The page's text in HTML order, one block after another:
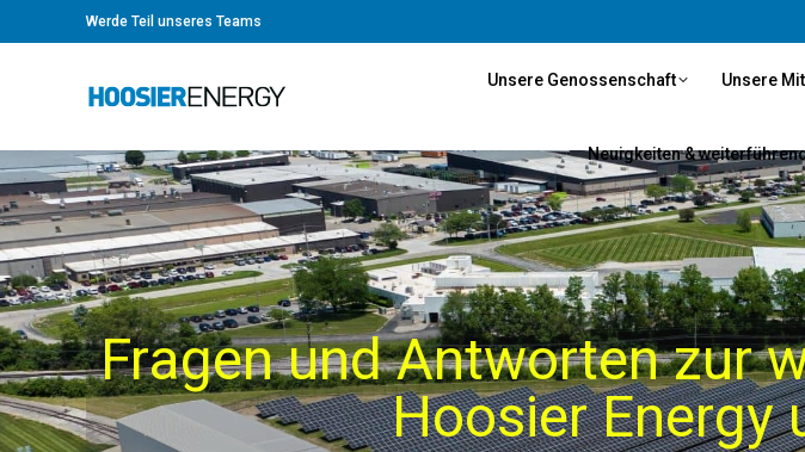
Werde Teil unseres Teams
Unsere Genossenschaft Unsere
Neuigkeiten &
Fragen und Antworten zur
Hoosier Energy